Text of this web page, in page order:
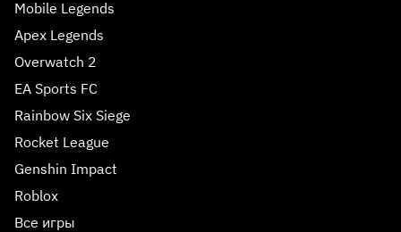
Mobile Legends
Apex Legends
Overwatch 2
EA Sports FC
Rainbow Six Siege
Rocket League
Genshin Impact
Roblox
Все игры